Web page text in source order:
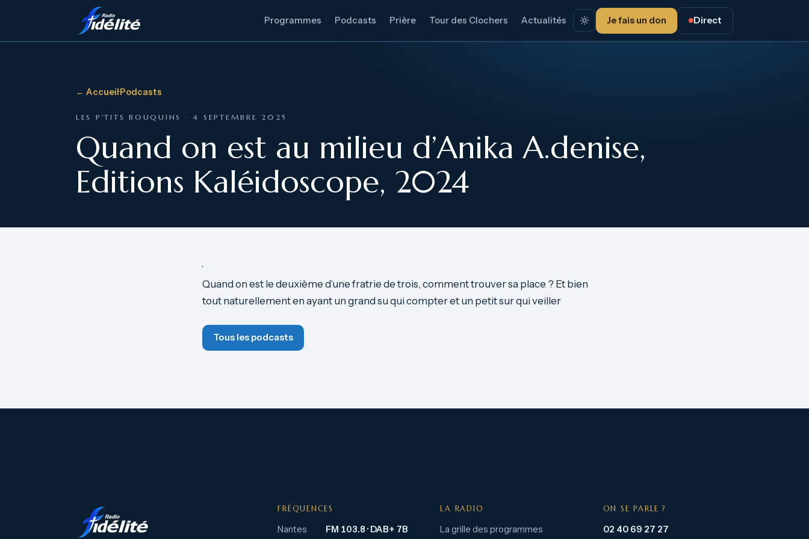
Programmes Podcasts Prière Tour des Clochers Actualités Je fais un don Direct
← Accueil·Podcasts
LES P'TITS BOUQUINS · 4 SEPTEMBRE 2025
Quand on est au milieu d’Anika A.denise,
Editions Kaléidoscope, 2024
·
Quand on est le deuxième d’une fratrie de trois, comment trouver sa place ? Et bien
tout naturellement en ayant un grand su qui compter et un petit sur qui veiller
Tous les podcasts
FRÉQUENCES
Nantes FM 103.8 · DAB+ 7B
LA RADIO
La grille des programmes
ON SE PARLE ?
02 40 69 27 27